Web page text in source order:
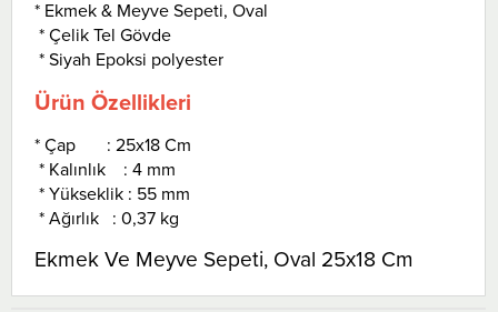
* Ekmek & Meyve Sepeti, Oval
* Çelik Tel Gövde
* Siyah Epoksi polyester
Ürün Özellikleri
* Çap : 25x18 Cm
* Kalınlık : 4 mm
* Yükseklik : 55 mm
* Ağırlık : 0,37 kg
Ekmek Ve Meyve Sepeti, Oval 25x18 Cm